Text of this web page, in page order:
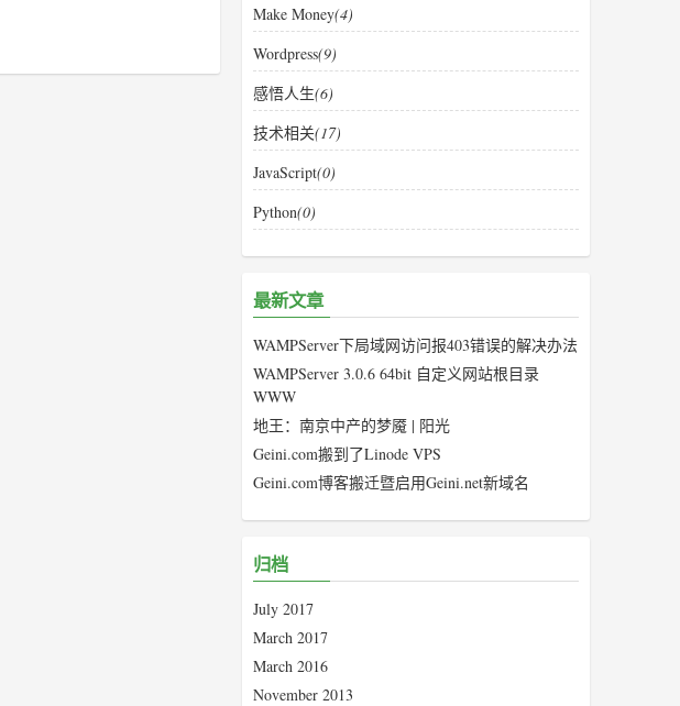
Make Money(4)
Wordpress(9)
感悟人生(6)
技术相关(17)
JavaScript(0)
Python(0)
最新文章
WAMPServer下局域网访问报403错误的解决办法
WAMPServer 3.0.6 64bit 自定义网站根目录
WWW
地王：南京中产的梦魇 | 阳光
Geini.com搬到了Linode VPS
Geini.com博客搬迁暨启用Geini.net新域名
归档
July 2017
March 2017
March 2016
November 2013